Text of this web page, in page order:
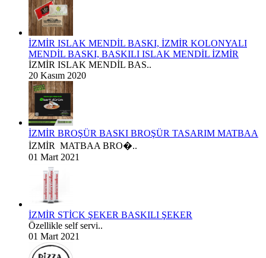
İZMİR ISLAK MENDİL BASKI, İZMİR KOLONYALI
MENDİL BASKI, BASKILI ISLAK MENDİL İZMİR
İZMİR ISLAK MENDİL BAS..
20 Kasım 2020
İZMİR BROŞÜR BASKI BROŞÜR TASARIM MATBAA
İZMİR MATBAA BRO�..
01 Mart 2021
İZMİR STİCK ŞEKER BASKILI ŞEKER
Özellikle self servi..
01 Mart 2021